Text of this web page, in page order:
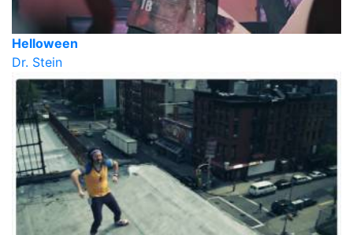
Helloween
Dr. Stein